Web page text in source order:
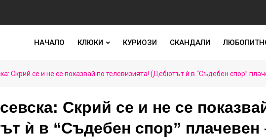
НАЧАЛО КЛЮКИ КУРИОЗИ СКАНДАЛИ
Скрий се и не се показвай по телевизията! (Дебютът ѝ в “Съдебен спор”
Скрий се и не се
ѝ в “Съдебен спор” плачевен